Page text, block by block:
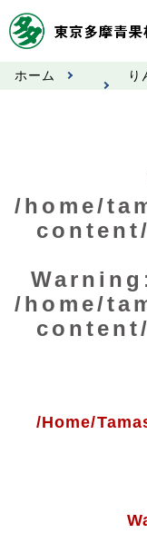
お知らせ
市況情報
公表事項
奨励金受託手数料
会社案内
ホーム り
/home/
Warning
/home/
/home/